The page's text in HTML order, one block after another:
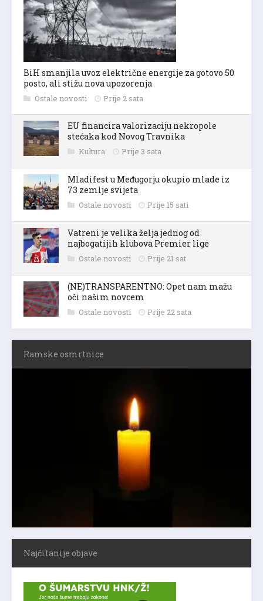
BiH smanjila uvoz električne energije za gotovo 50
posto, ali stižu nova upozorenja
Ostale novosti Prije 2 sata
EU financira valorizaciju nekropole
stećaka kod Novog Travnika
Kultura Prije 3 sata
Mladifest u Međugorju okupio mlade iz
73 zemlje svijeta
Ostale novosti Prije 15 sati
Vatreni je velika želja jednog od
najbogatijih klubova Premier lige
Ostale novosti Prije 21 sat
(NE)TRANSPARENTNO: Opet nam mažu
oči našim novcem
Ostale novosti Prije 22 sata
Ramske osmrtnice
Najčitanije objave